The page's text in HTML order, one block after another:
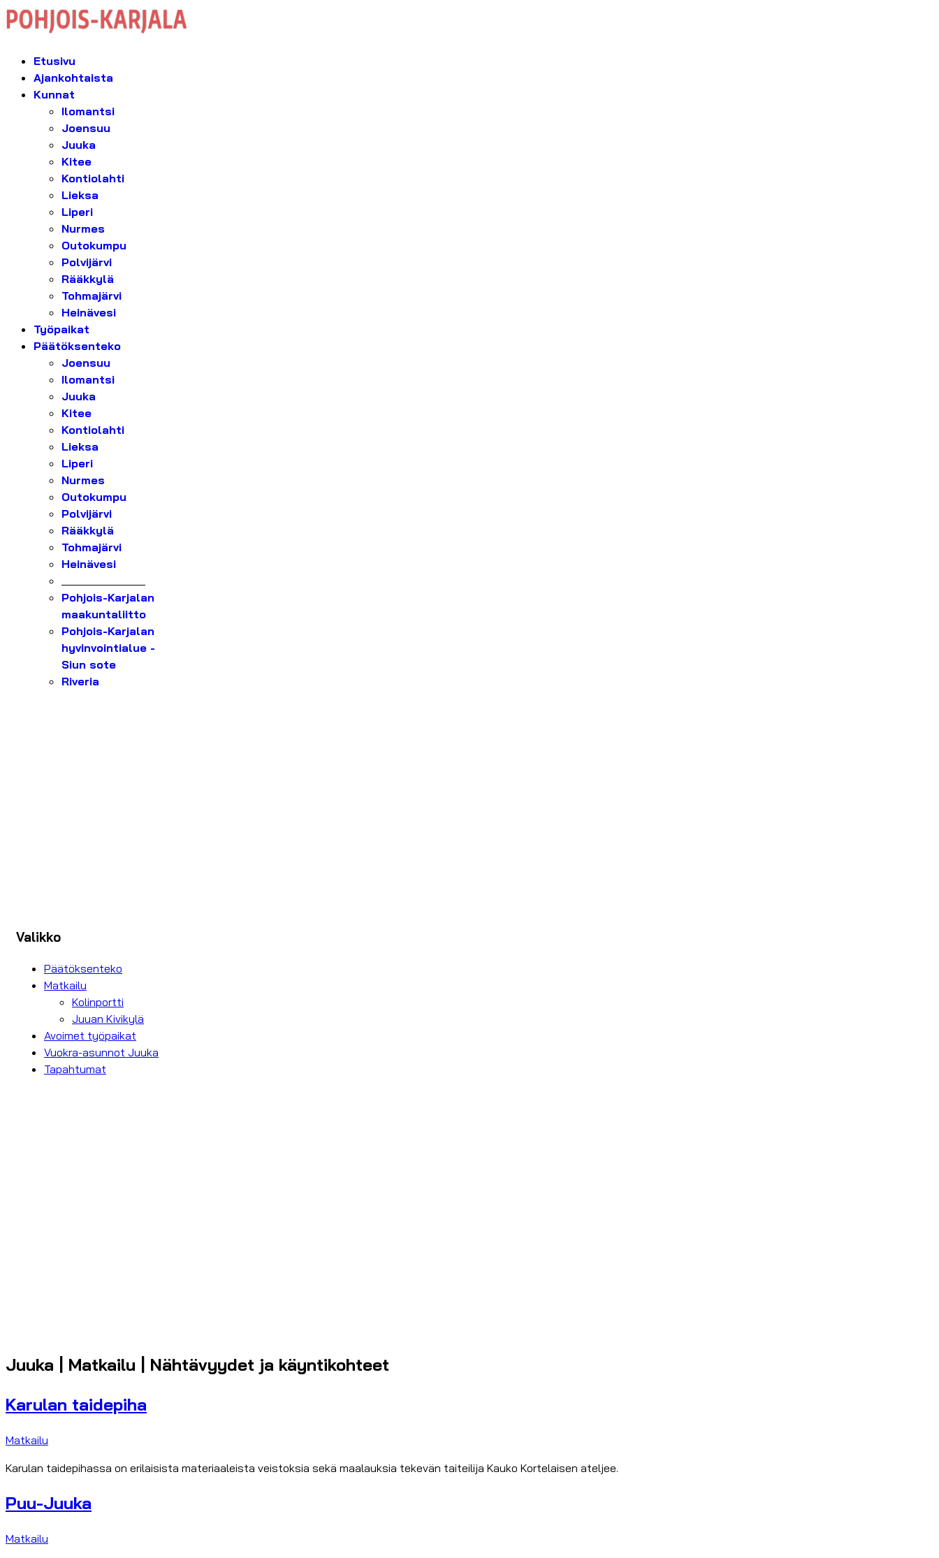
Etusivu
Ajankohtaista
Kunnat
Ilomantsi
Joensuu
Juuka
Kitee
Kontiolahti
Lieksa
Liperi
Nurmes
Outokumpu
Polvijärvi
Rääkkylä
Tohmajärvi
Heinävesi
Työpaikat
Päätöksenteko
Joensuu
Ilomantsi
Juuka
Kitee
Kontiolahti
Lieksa
Liperi
Nurmes
Outokumpu
Polvijärvi
Rääkkylä
Tohmajärvi
Heinävesi
Pohjois-Karjalan
maakuntaliitto
Pohjois-Karjalan
hyvinvointialue -
Siun sote
Riveria
Valikko
Päätöksenteko
Matkailu
Kolinportti
Juuan Kivikylä
Avoimet työpaikat
Vuokra-asunnot Juuka
Tapahtumat
Juuka | Matkailu | Nähtävyydet ja käyntikohteet
Karulan taidepiha
Matkailu
Karulan taidepihassa on erilaisista materiaaleista veistoksia sekä maalauksia tekevän taiteilija Kauko Kortelaisen ateljee.
Puu-Juuka
Matkailu